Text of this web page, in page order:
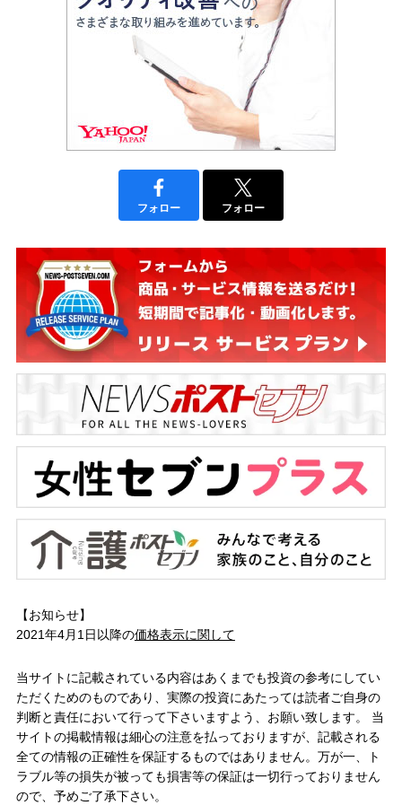
フォロー フォロー
【お知らせ】
2021年4月1日以降の価格表示に関して
当サイトに記載されている内容はあくまでも投資の参考にしてい
ただくためのものであり、実際の投資にあたっては読者ご自身の
判断と責任において行って下さいますよう、お願い致します。 当
サイトの掲載情報は細心の注意を払っておりますが、記載される
全ての情報の正確性を保証するものではありません。万が一、ト
ラブル等の損失が被っても損害等の保証は一切行っておりません
ので、予めご了承下さい。